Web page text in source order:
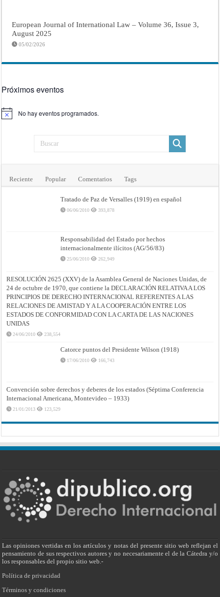
European Journal of International Law – Volume 36, Issue 3,
August 2025
05/02/2026
Próximos eventos
Aviso No hay eventos programados.
Reciente Popular Comentarios Tags
Tratado de Paz de Versalles (1919) en español
06/06/2010 393,878
Responsabilidad del Estado por hechos
internacionalmente ilícitos (AG/56/83)
25/06/2010 262,949
RESOLUCIÓN 2625 (XXV) de la Asamblea General de Naciones Unidas, de
24 de octubre de 1970, que contiene la DECLARACIÓN RELATIVA A LOS
PRINCIPIOS DE DERECHO INTERNACIONAL REFERENTES A LAS
RELACIONES DE AMISTAD Y A LA COOPERACIÓN ENTRE LOS
ESTADOS DE CONFORMIDAD CON LA CARTA DE LAS NACIONES
UNIDAS
24/06/2010 238,554
Catorce puntos del Presidente Wilson (1918)
17/06/2010 166,743
Convención sobre derechos y deberes de los estados (Séptima Conferencia
Internacional Americana, Montevideo – 1933)
21/01/2013 123,529
Las opiniones vertidas en los artículos y notas del presente sitio web reflejan el
pensamiento de sus respectivos autores y no necesariamente el de la Cátedra y/o
los responsables del propio sitio web.-
Política de privacidad
Términos y condiciones